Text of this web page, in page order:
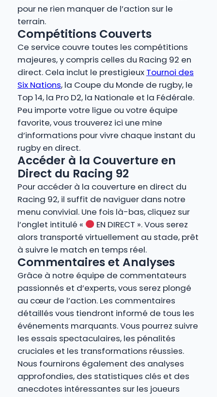
pour ne rien manquer de l’action sur le
terrain.
Compétitions Couverts
Ce service couvre toutes les compétitions
majeures, y compris celles du Racing 92 en
direct. Cela inclut le prestigieux Tournoi des
Six Nations, la Coupe du Monde de rugby, le
Top 14, la Pro D2, la Nationale et la Fédérale.
Peu importe votre ligue ou votre équipe
favorite, vous trouverez ici une mine
d’informations pour vivre chaque instant du
rugby en direct.
Accéder à la Couverture en
Direct du Racing 92
Pour accéder à la couverture en direct du
Racing 92, il suffit de naviguer dans notre
menu convivial. Une fois là-bas, cliquez sur
l’onglet intitulé «
EN DIRECT ». Vous serez
alors transporté virtuellement au stade, prêt
à suivre le match en temps réel.
Commentaires et Analyses
Grâce à notre équipe de commentateurs
passionnés et d’experts, vous serez plongé
au cœur de l’action. Les commentaires
détaillés vous tiendront informé de tous les
événements marquants. Vous pourrez suivre
les essais spectaculaires, les pénalités
cruciales et les transformations réussies.
Nous fournirons également des analyses
approfondies, des statistiques clés et des
anecdotes intéressantes sur les joueurs